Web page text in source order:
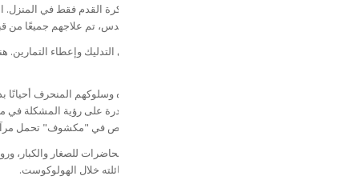
أحد أكثر الأماكن زيارةً في هولندا، لم يكن لاعبو كرة القدم فقط في المنزل.
والفنانون، الذين يرافقون الفتيات والرجال بمسدس، تم علاجهم جميعًا من
"إن مهنة أخصائي العلاج الطبيعي لا تقتصر فقط على التدليك وإعطاء التمارين.
في هذا الكتاب، يصف مولر بالتفصيل شخصية مرضاه وسلوكهم المنحرف أحيانًا
كبيرة من الفهم والتسامح والرحمة. فهو لا يتمتع بالقدرة على رؤية المشكلة في
فحسب، بل لديه عين مفتوحة للشخص بأكمله. القصص في "مكشوف" تحمل
منذ تقاعده، سافر سالو في جميع أنحاء البلاد لإلقاء محاضرات للصغار والكبار،
قصصًا عن كيفية تشكيل حياته بعد الاختباء وفقدان عائلته خلال الهولوكوست.